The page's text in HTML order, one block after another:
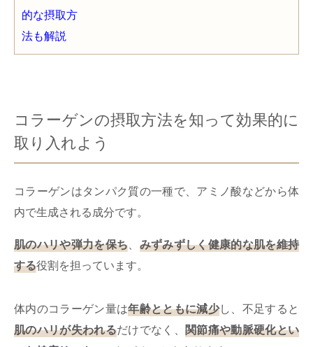
コラーゲンの摂取方法を知って効果的に
取り入れよう
コラーゲンはタンパク質の一種で、アミノ酸などから体
内で生成される成分です。
肌のハリや弾力を保ち
みずみずしく健康的な肌を維持
する役割を担っています。
体内のコラーゲン量は年齢とともに減少し、不足すると
肌のハリが失われるだけでなく、 関節痛や動脈硬化とい